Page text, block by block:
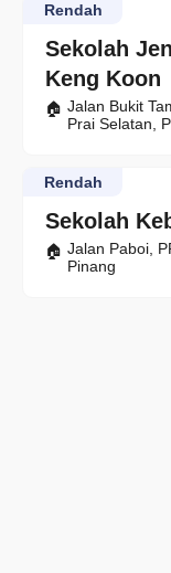
Sekolah
Keng Koon
Rendah
Jalan Bukit
Prai Selatan,
Sekolah
Rendah
Jalan Paboi,
Pinang